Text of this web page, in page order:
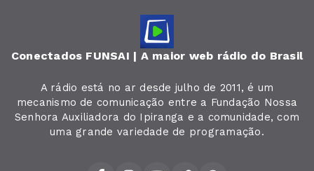
Conectados FUNSAI | A maior web rádio do Brasil
A rádio está no ar desde julho de 2011, é um
mecanismo de comunicação entre a Fundação Nossa
Senhora Auxiliadora do Ipiranga e a comunidade, com
uma grande variedade de programação.